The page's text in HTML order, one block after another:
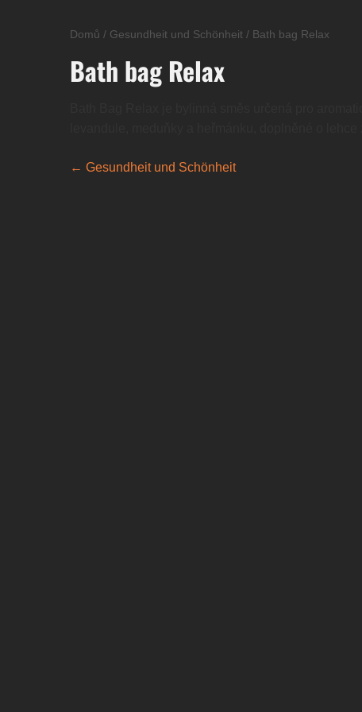
Domů / Gesundheit und Schönheit / Bath bag Relax
Bath bag Relax
← Gesundheit und Schönheit